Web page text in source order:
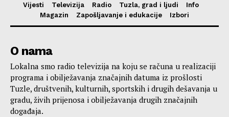
Vijesti Televizija Radio Tuzla, grad i ljudi
Info
Magazin
Zapošljavanje i edukacije Izbori
O nama
Lokalna smo radio televizija na koju se računa u realizaciji
programa i obilježavanja značajnih datuma iz prošlosti
Tuzle, društvenih, kulturnih, sportskih i drugih dešavanja u
gradu, živih prijenosa i obilježavanja drugih značajnih
događaja.